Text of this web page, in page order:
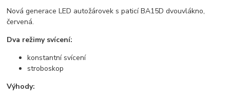
Nová generace LED autožárovek s paticí BA15D dvouvlákno,
červená.
Dva režimy svícení:
konstantní svícení
stroboskop
Výhody: